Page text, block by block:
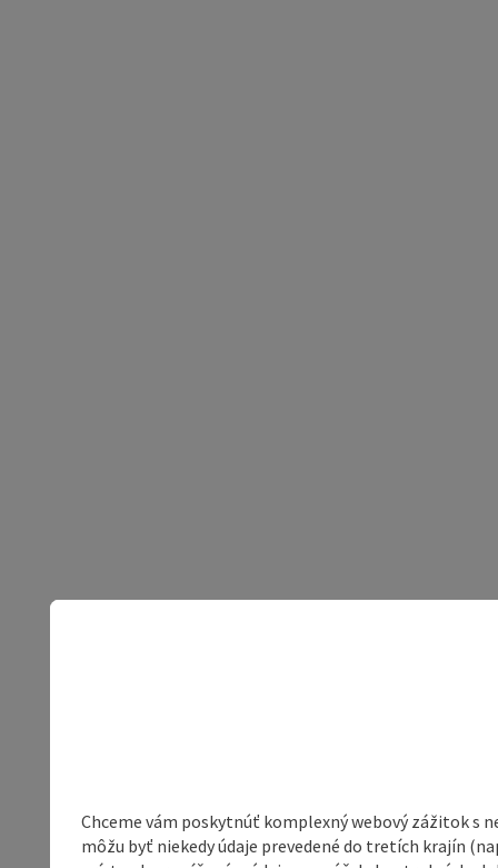
Chceme vám poskytnúť komplexný webový zážitok s
môžu byť niekedy údaje prevedené do tretích krajín